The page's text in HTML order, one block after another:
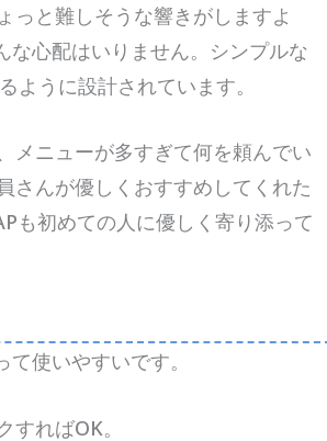
っと難しそうな響きがしますよ
な心配はいりません。シンプルな
うに設計されています。
メニューが多すぎて何を頼んでい
さんが優しくおすすめしてくれた
も初めての人に優しく寄り添って
使いやすいです。
ればOK。